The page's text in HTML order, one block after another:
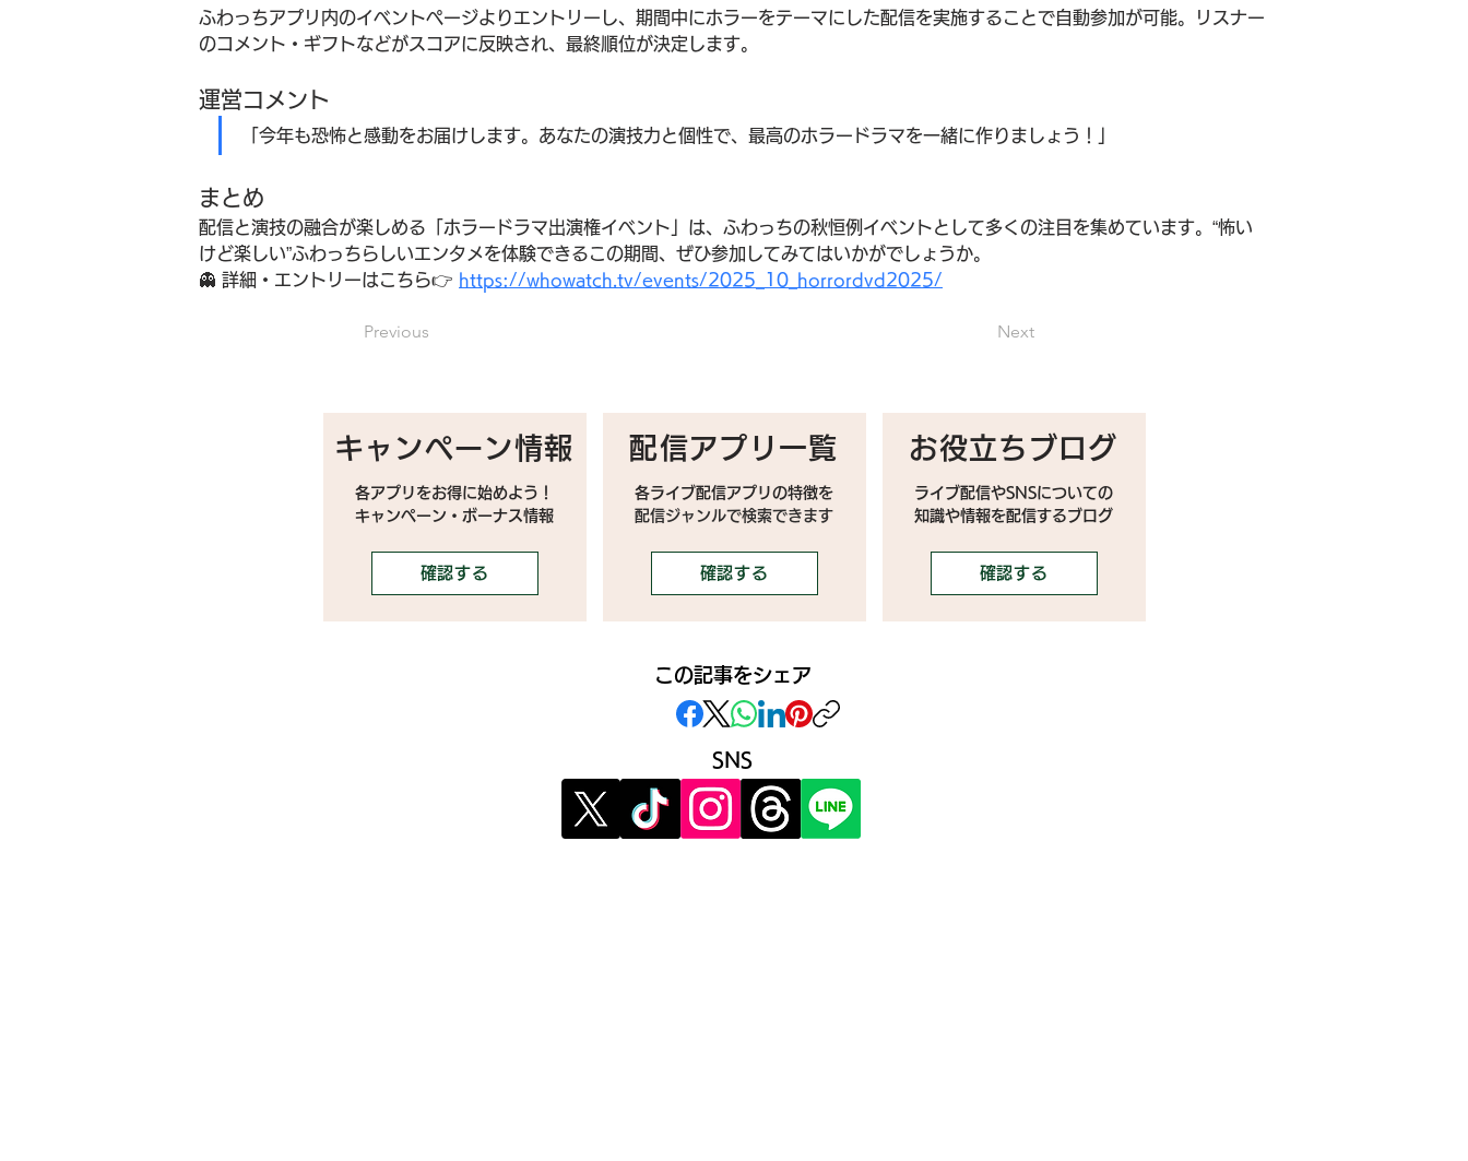
ふわっちアプリ内のイベントページよりエントリーし、期間中にホラーをテーマにした配信を実施することで自動参加が可能。リスナー
のコメント・ギフトなどがスコアに反映され、最終順位が決定します。
運営コメント
「今年も恐怖と感動をお届けします。あなたの演技力と個性で、最高のホラードラマを一緒に作りましょう！」
まとめ
配信と演技の融合が楽しめる「ホラードラマ出演権イベント」は、ふわっちの秋恒例イベントとして多くの注目を集めています。“怖い
けど楽しい”ふわっちらしいエンタメを体験できるこの期間、ぜひ参加してみてはいかがでしょうか。
👻 詳細・エントリーはこちら👉 https://whowatch.tv/events/2025_10_horrordvd2025/
Previous Next
キャンペーン情報
各アプリをお得に始めよう！
キャンペーン・ボーナス情報
確認する
配信アプリ一覧
各ライブ配信アプリの特徴を
配信ジャンルで検索できます
確認する
お役立ちブログ
ライブ配信やSNSについての
​知識や情報を配信するブログ
確認する
この記事をシェア
SNS